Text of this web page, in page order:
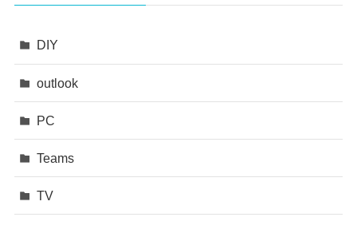
DIY
outlook
PC
Teams
TV